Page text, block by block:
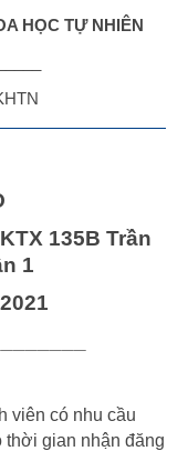
HỌC TỰ NHIÊN
135B Trần
1
viên có nhu cầu
thời gian nhận đăng